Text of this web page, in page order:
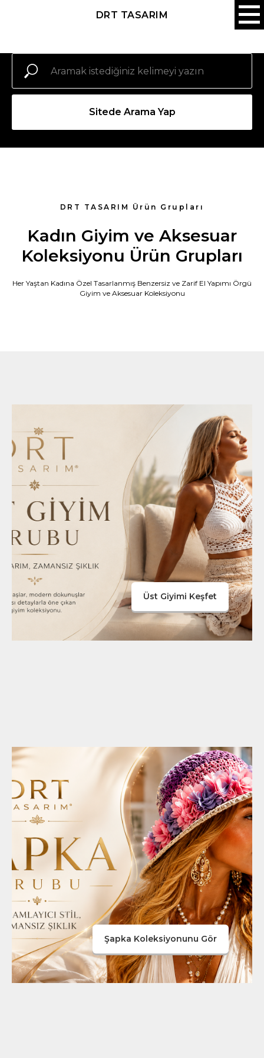
DRT TASARIM
Sitede Arama Yap
DRT TASARIM Ürün Grupları
Kadın Giyim ve Aksesuar
Koleksiyonu Ürün Grupları
Her Yaştan Kadına Özel Tasarlanmış Benzersiz ve Zarif El Yapımı Örgü
Giyim ve Aksesuar Koleksiyonu
Üst Giyimi Keşfet
Şapka Koleksiyonunu Gör